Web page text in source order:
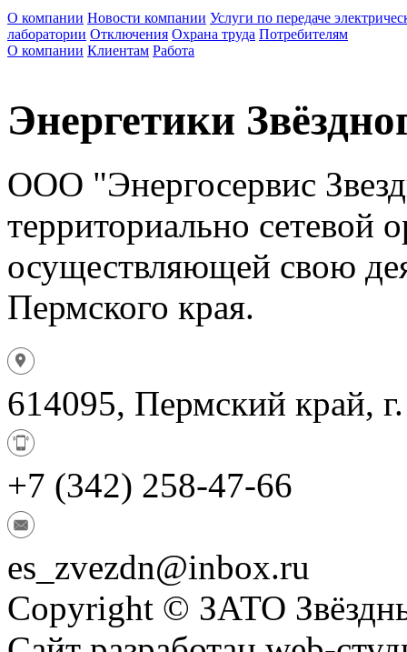
О компании Новости компании Услуги по передаче
лаборатории Отключения Охрана труда Потребителям
О компании Клиентам Работа
Энергетики
ООО "Энергосервис
территориально сетевой
осуществляющей свою
Пермского края.
614095, Пермский край,
+7 (342) 258-47-66
es_zvezdn@inbox.ru
Copyright © ЗАТО